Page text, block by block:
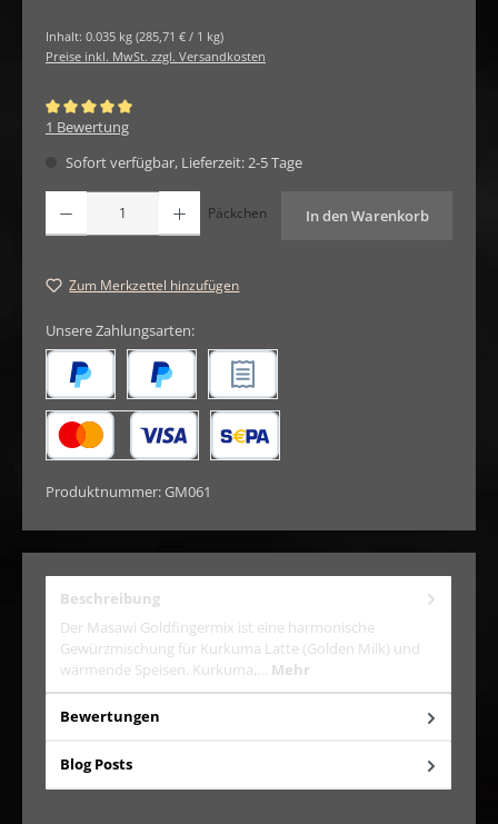
Inhalt: 0.035 kg (285,71 € / 1 kg)
Preise inkl. MwSt. zzgl. Versandkosten
Durchschnittliche Bewertung von 5 von 5 Sternen
1 Bewertung
Sofort verfügbar, Lieferzeit: 2-5 Tage
Produkt Anzahl: Gib den gewünschten Wert ein oder benutze die
Päckchen In den Warenkorb
Zum Merkzettel hinzufügen
Unsere Zahlungsarten:
Später Bezahlen
PayPal Rechnungskauf
Produktnummer:GM061
Beschreibung
Der Masawi Goldfingermix ist eine harmonische
Gewürzmischung für Kurkuma Latte (Golden Milk) und
wärmende Speisen. Kurkuma,… Mehr
Bewertungen
Blog Posts